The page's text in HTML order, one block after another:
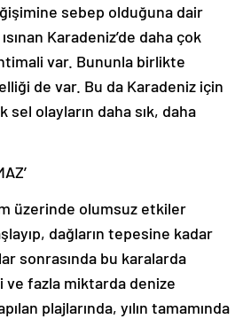
sebep olduğuna dair
Karadeniz’de daha çok
var. Bununla birlikte
de var. Bu da Karadeniz için
sel olayların daha sık, daha
üzerinde olumsuz etkiler
dağların tepesine kadar
sonrasında bu karalarda
ve fazla miktarda denize
plajlarında, yılın tamamında